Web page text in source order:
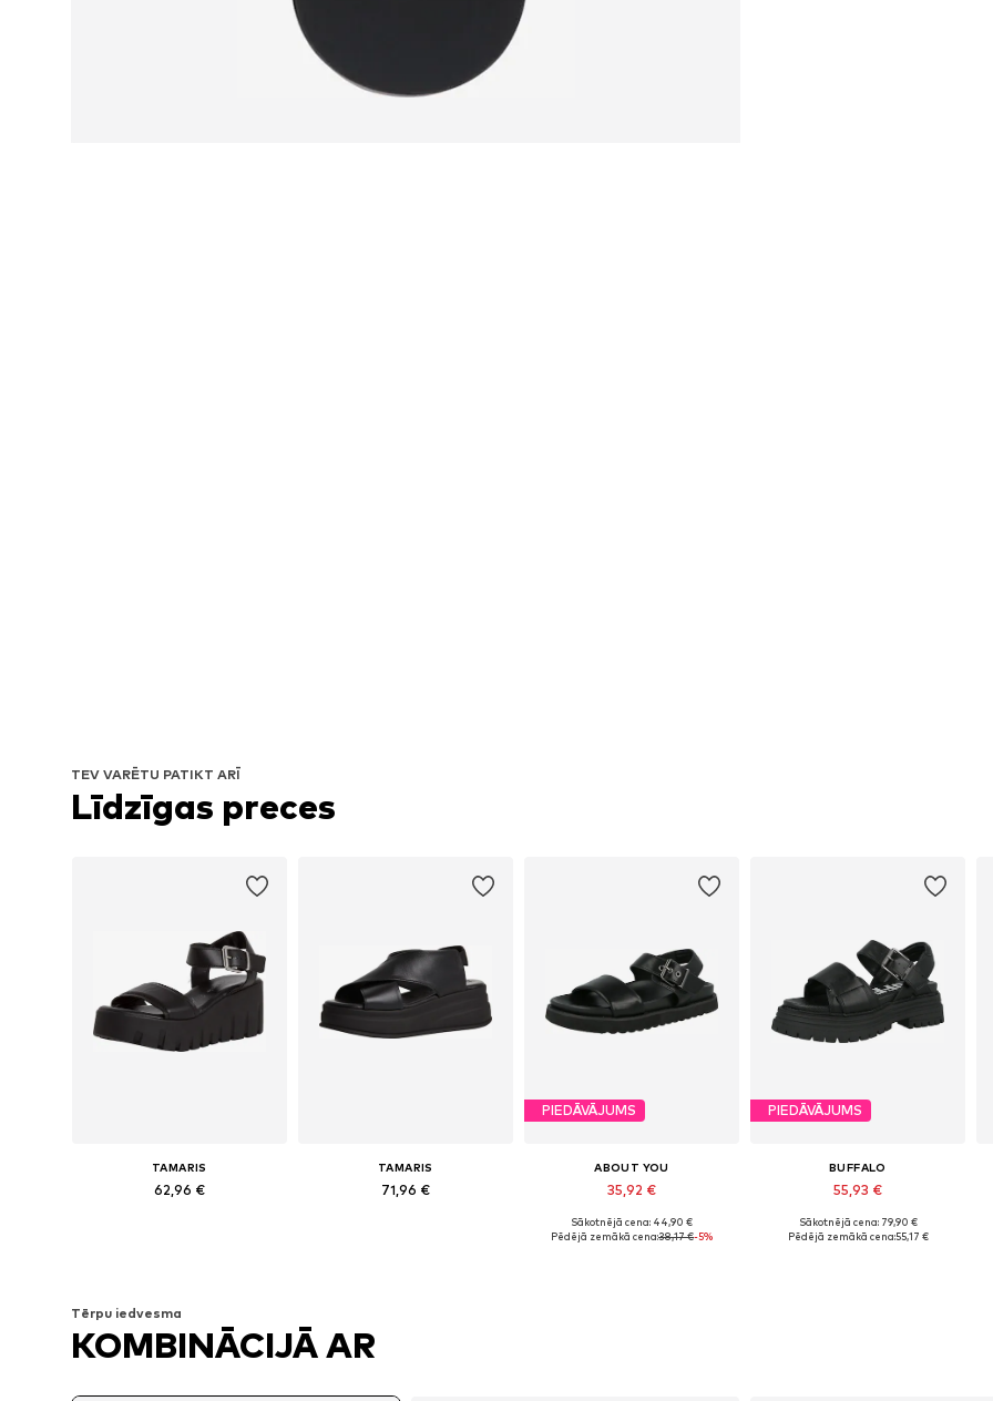
TEV VARĒTU PATIKT ARĪ
Līdzīgas preces
TAMARIS
62,96 €
TAMARIS
71,96 €
PIEDĀVĀJUMS
ABOUT YOU
35,92 €
Sākotnējā cena: 44,90 €
Pēdējā zemākā cena:38,17 €-5%
PIEDĀVĀJUMS
BUFFALO
55,93 €
Sākotnējā cena: 79,90 €
Pēdējā zemākā cena:55,17 €
Tērpu iedvesma
KOMBINĀCIJĀ AR